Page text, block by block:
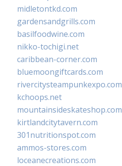
midletontkd.com
gardensandgrills.com
basilfoodwine.com
nikko-tochigi.net
caribbean-corner.com
bluemoongiftcards.com
rivercitysteampunkexpo.com
kchoops.net
mountainsideskateshop.com
kirtlandcitytavern.com
301nutritionspot.com
ammos-stores.com
loceanecreations.com